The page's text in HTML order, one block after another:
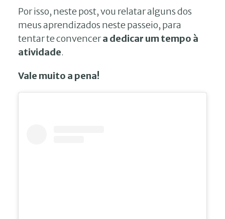
Por isso, neste post, vou relatar alguns dos
meus aprendizados neste passeio, para
tentar te convencera dedicar um tempo à
atividade.
Vale muito a pena!